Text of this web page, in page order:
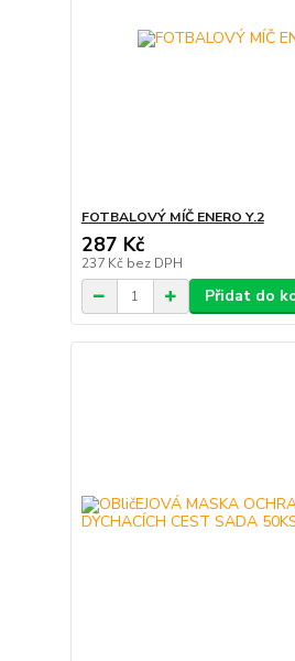
FOTBALOVÝ MÍČ ENERO Y.2
287 Kč
237 Kč bez DPH
Přidat do